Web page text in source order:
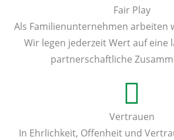
Fair Play
Als Familienunternehmen arbeiten
Wir legen jederzeit Wert auf eine
partnerschaftliche
Vertrauen
In Ehrlichkeit, Offenheit und